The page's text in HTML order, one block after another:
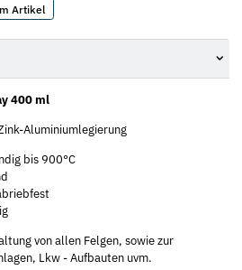
Artikel
400 ml
Aluminiumlegierung
bis 900°C
von allen Felgen, sowie zur
Lkw - Aufbauten uvm.